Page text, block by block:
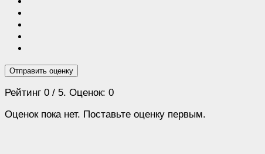
Отправить оценку
Рейтинг 0 / 5. Оценок: 0
Оценок пока нет. Поставьте оценку первым.